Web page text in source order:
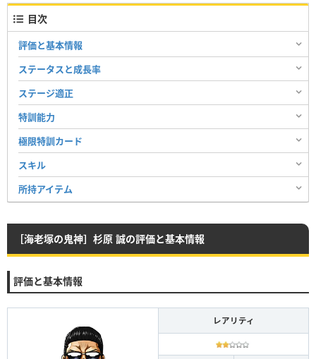
目次
評価と基本情報
ステータスと成長率
ステージ適正
特訓能力
極限特訓カード
スキル
所持アイテム
［海老塚の鬼神］杉原 誠の評価と基本情報
評価と基本情報
レアリティ